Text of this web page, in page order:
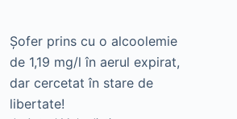
Șofer prins cu o alcoolemie
de 1,19 mg/l în aerul expirat,
dar cercetat în stare de
libertate!